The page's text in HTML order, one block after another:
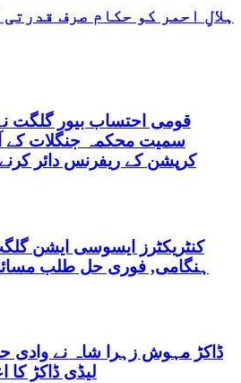
ہلالِ احمر کو حکام صرف
قومی احتساب بیور گلگت
سمیت محکمہ جنگلات کے
کرپشن کے ریفرنس دائر
کنٹریکٹرز ایسوسی ایشن
ہنگامی, فوری حل طلب
ڈاکڑ مہوش زہرا شاہ نے وادی
لیڈی ڈاکڑ کا